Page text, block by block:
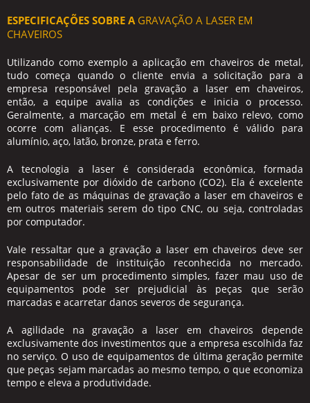
ESPECIFICAÇÕES SOBRE A GRAVAÇÃO A LASER EM
CHAVEIROS
Utilizando como exemplo a aplicação em chaveiros de metal,
tudo começa quando o cliente envia a solicitação para a
empresa responsável pela gravação a laser em chaveiros,
então, a equipe avalia as condições e inicia o processo.
Geralmente, a marcação em metal é em baixo relevo, como
ocorre com alianças. E esse procedimento é válido para
alumínio, aço, latão, bronze, prata e ferro.
A tecnologia a laser é considerada econômica, formada
exclusivamente por dióxido de carbono (CO2). Ela é excelente
pelo fato de as máquinas degravação a laser em chaveiros e
em outros materiais serem do tipo CNC, ou seja, controladas
por computador.
Vale ressaltar que agravação a laser em chaveiros deve ser
responsabilidade de instituição reconhecida no mercado.
Apesar de ser um procedimento simples, fazer mau uso de
equipamentos pode ser prejudicial às peças que serão
marcadas e acarretar danos severos de segurança.
A agilidade nagravação a laser em chaveiros depende
exclusivamente dos investimentos que a empresa escolhida faz
no serviço. O uso de equipamentos de última geração permite
que peças sejam marcadas ao mesmo tempo, o que economiza
tempo e eleva a produtividade.